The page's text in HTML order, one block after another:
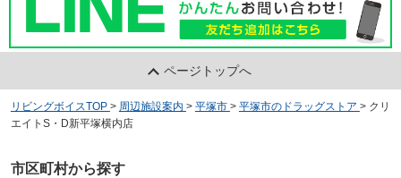
ページトップへ
リビングボイスTOP > 周辺施設案内 > 平塚市 > 平塚市のドラッグストア > クリ
エイトS・D新平塚横内店
市区町村から探す